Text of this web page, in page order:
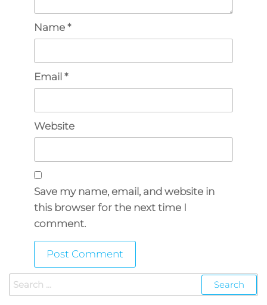
Name *
Email *
Website
Save my name, email, and website in
this browser for the next time I
comment.